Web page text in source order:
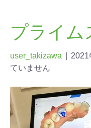
プライム
user_takizawa 2021
ていません